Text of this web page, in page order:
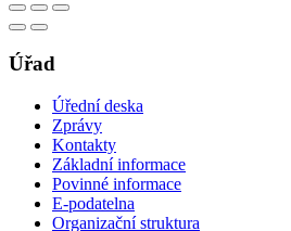
Úřad
Úřední deska
Zprávy
Kontakty
Základní informace
Povinné informace
E-podatelna
Organizační struktura